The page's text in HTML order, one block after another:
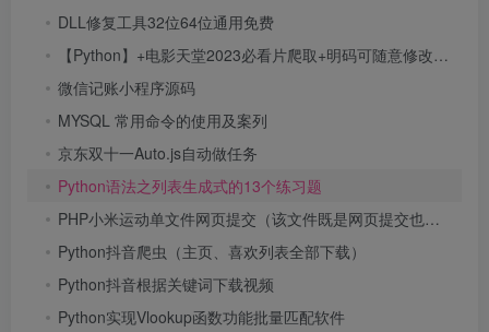
DLL修复工具32位64位通用免费
【Python】+电影天堂2023必看片爬取+明码可随意修改爬取其他分类
微信记账小程序源码
MYSQL 常用命令的使用及案列
京东双十一Auto.js自动做任务
Python语法之列表生成式的13个练习题
PHP小米运动单文件网页提交（该文件既是网页提交也是接口！）
Python抖音爬虫（主页、喜欢列表全部下载）
Python抖音根据关键词下载视频
Python实现Vlookup函数功能批量匹配软件